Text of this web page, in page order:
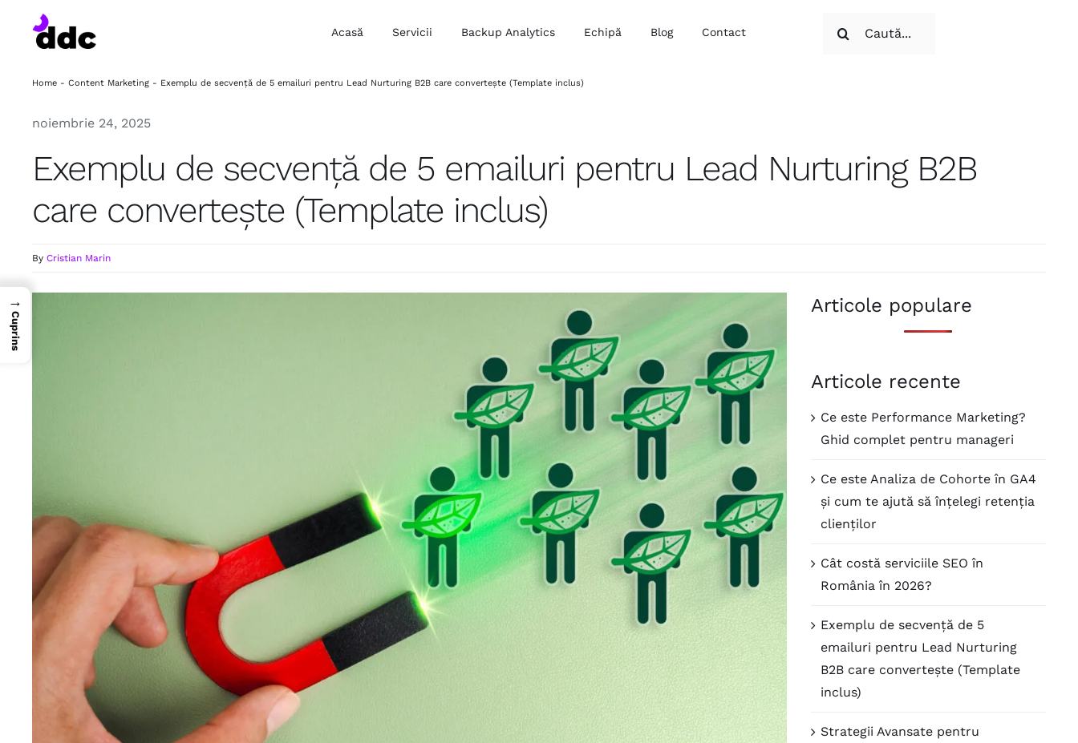
Acasă Servicii Backup Analytics Echipă Blog Contact
Home- Content Marketing- Exemplu de secvență de 5 emailuri pentru Lead Nurturing B2B care convertește (Template inclus)
noiembrie 24, 2025
Exemplu de secvență de 5 emailuri pentru Lead Nurturing B2B
care convertește (Template inclus)
By Cristian Marin
Articole populare
Articole recente
Ce este Performance Marketing?
Ghid complet pentru manageri
Ce este Analiza de Cohorte în GA4
și cum te ajută să înțelegi retenția
clienților
Cât costă serviciile SEO în
România în 2026?
Exemplu de secvență de 5
emailuri pentru Lead Nurturing
B2B care convertește (Template
inclus)
Strategii Avansate pentru
→
Cuprins